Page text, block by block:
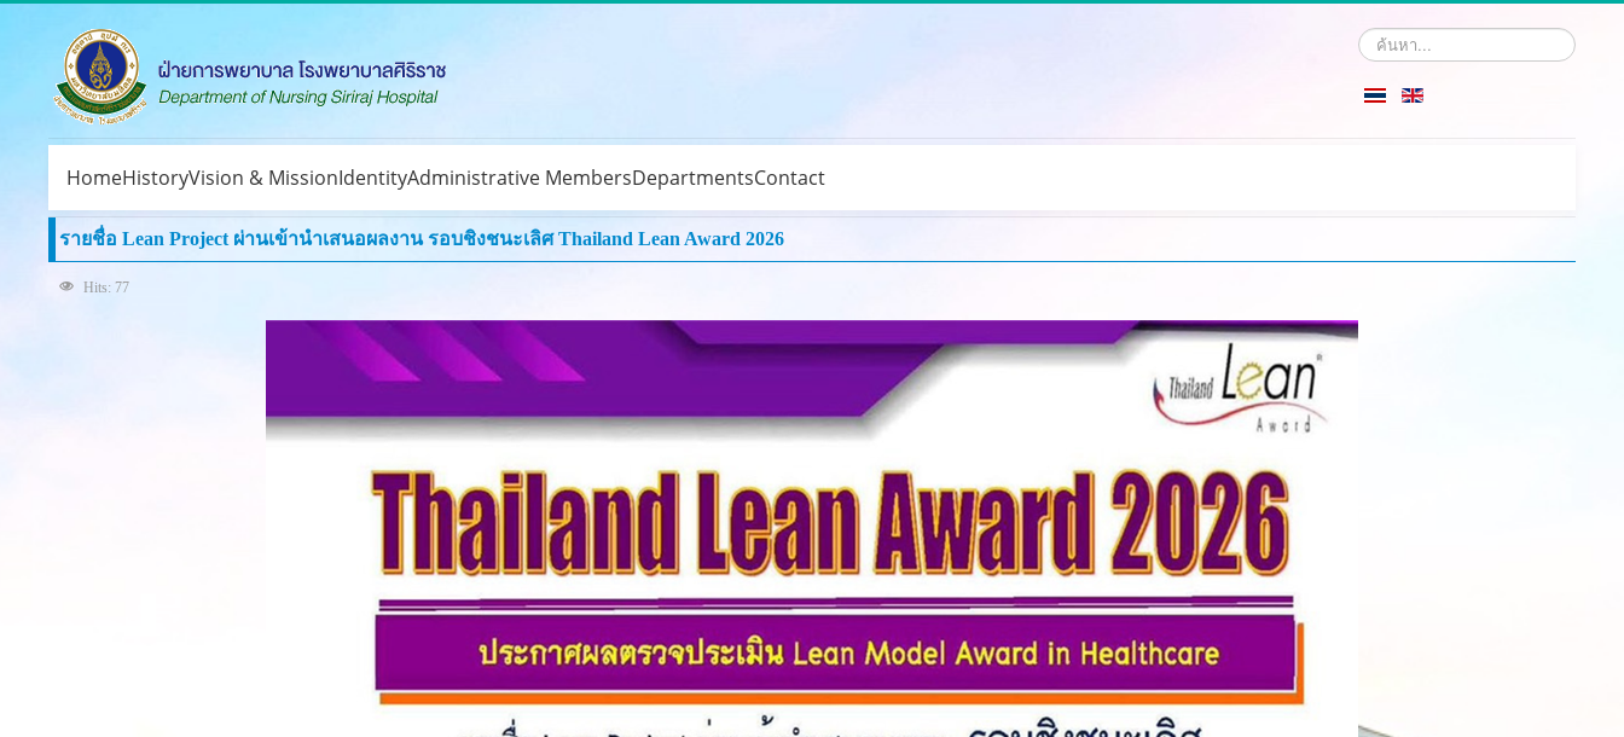
Search
...
HomeHistoryVision & MissionIdentityAdministrative MembersDepartmentsContact
รายชื่อ Lean Project ผ่านเข้านำเสนอผลงาน รอบชิงชนะเลิศ Thailand Lean Award 2026
Hits: 77